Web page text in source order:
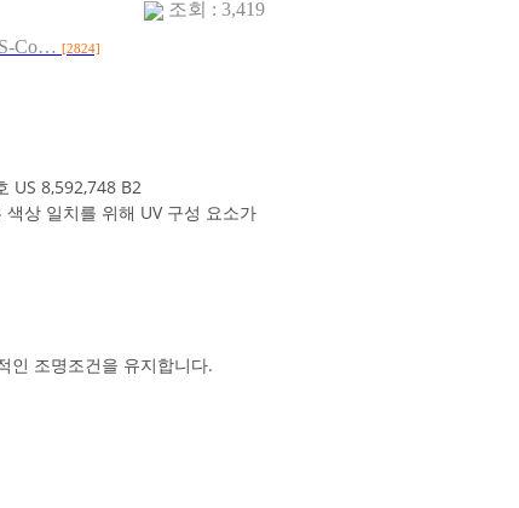
조회 : 3,419
Co… [2824]
US 8,592,748 B2
색상 일치를 위해 UV 구성 요소가
인 조명조건을 유지합니다.